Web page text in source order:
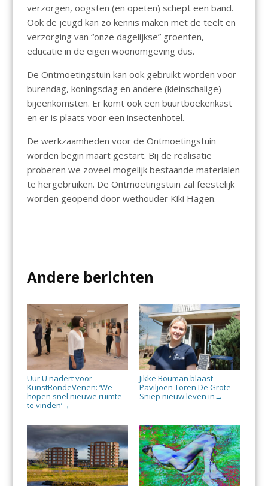
verzorgen, oogsten (en opeten) schept een band.
Ook de jeugd kan zo kennis maken met de teelt en
verzorging van “onze dagelijkse” groenten,
educatie in de eigen woonomgeving dus.
De Ontmoetingstuin kan ook gebruikt worden voor
burendag, koningsdag en andere (kleinschalige)
bijeenkomsten. Er komt ook een buurtboekenkast
en er is plaats voor een insectenhotel.
De werkzaamheden voor de Ontmoetingstuin
worden begin maart gestart. Bij de realisatie
proberen we zoveel mogelijk bestaande materialen
te hergebruiken. De Ontmoetingstuin zal feestelijk
worden geopend door wethouder Kiki Hagen.
Andere berichten
Uur U nadert voor
KunstRondeVenen: ‘We
hopen snel nieuwe ruimte
te vinden’→
Jikke Bouman blaast
Paviljoen Toren De Grote
Sniep nieuw leven in →